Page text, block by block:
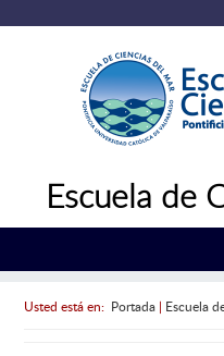
Escuela de
Usted está en: Portada| Escuela